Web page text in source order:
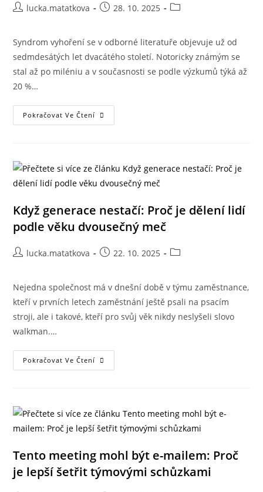
lucka.matatkova 28. 10. 2025
Syndrom vyhoření se v odborné literatuře objevuje už od
sedmdesátých let dvacátého století. Notoricky známým se
stal až po miléniu a v současnosti se podle výzkumů týká až
20 %…
Pokračovat Ve Čtení
Když generace nestačí: Proč je dělení lidí
podle věku dvousečný meč
lucka.matatkova 22. 10. 2025
Nejedna společnost má v dnešní době v týmu zaměstnance,
kteří v prvních letech zaměstnání ještě psali na psacím
stroji, ale i takové, kteří pro svůj věk nikdy neslyšeli slovo
walkman.…
Pokračovat Ve Čtení
Tento meeting mohl být e-mailem: Proč
je lepší šetřit týmovými schůzkami